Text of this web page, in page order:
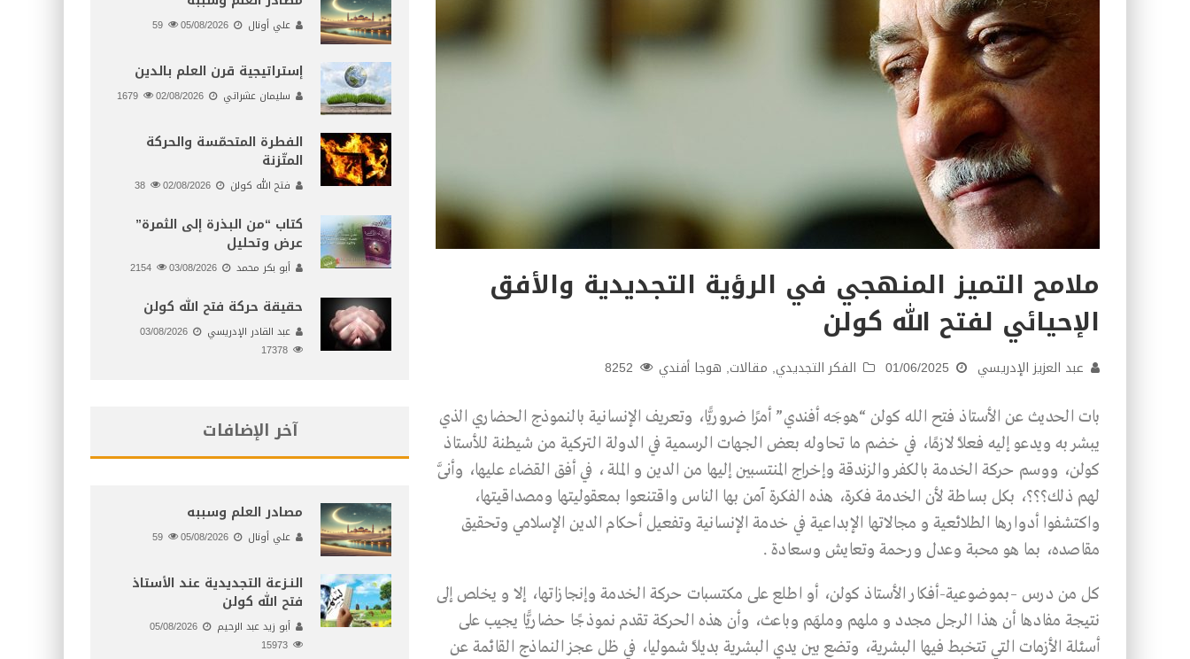
ملامح التميز المنهجي في الرؤية التجديدية والأفق
الإحيائي لفتح الله كولن
عبد العزيز الإدريسي 01/06/2025 الفكر التجديدي, مقالات, هوجا أفندي
بات الحديث عن الأستاذ فتح الله كولن “هوجَه أفندي” أمرًا ضروريًّا، وتعريف الإنسانية بالنموذج الحضاري الذي
يبشر به ويدعو إليه فعلاً لازمًا، في خضم ما تحاوله بعض الجهات الرسمية في الدولة التركية من شيطنة للأستاذ
كولن، ووسم حركة الخدمة بالكفر والزندقة وإخراج المنتسبين إليها من الدين و الملة ، في أفق القضاء عليها، وأنَّى
لهم ذلك؟؟؟، بكل بساطة لأن الخدمة فكرة، هذه الفكرة آمن بها الناس واقتنعوا بمعقوليتها ومصداقيتها،
واكتشفوا أدوارها الطلائعية و مجالاتها الإبداعية في خدمة الإنسانية وتفعيل أحكام الدين الإسلامي وتحقيق
مقاصده، بما هو محبة وعدل ورحمة وتعايش وسعادة .
كل من درس –بموضوعية-أفكار الأستاذ كولن، أو اطلع على مكتسبات حركة الخدمة وإنجازاتها، إلا و يخلص إلى
نتيجة مفادها أن هذا الرجل مجدد و ملهم وملهَم وباعث، وأن هذه الحركة تقدم نموذجًا حضاريًّا يجيب على
أسئلة الأزمات التي تتخبط فيها البشرية، وتضع بين يدي البشرية بديلاً شموليا، في ظل عجز النماذج القائمة عن
علي أونال 05/08/2026
إستراتيجية قرن العلم بالدين
سليمان عشراتي 02/08/2026
الفطرة المتحمّسة والحركة
المتّزنة
فتح الله كولن 02/08/2026
كتاب “من البذرة إلى الثمرة”
عرض وتحليل
أبو بكر محمد 03/08/2026
حقيقة حركة فتح الله كولن
عبد القادر الإدريسي
03/08/2026
آخر الإضافات
مصادر العلم وسببه
علي أونال 05/08/2026
النـزعة التجديدية عند الأستاذ
فتح الله كولن
أبو زيد عبد الرحيم
05/08/2026